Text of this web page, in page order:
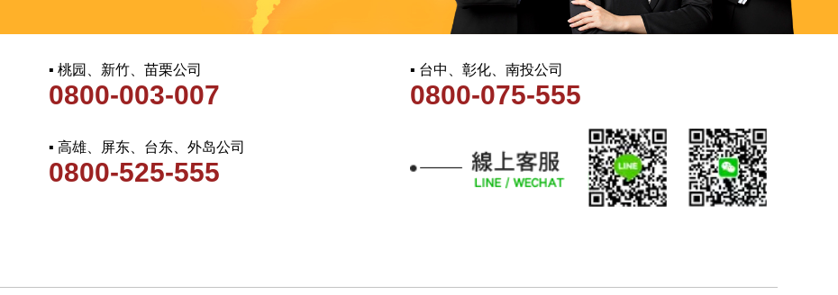
▪ 桃园、新竹、苗栗公司
0800-003-007
▪ 台中、彰化、南投公司
0800-075-555
▪ 高雄、屏东、台东、外岛公司
0800-525-555